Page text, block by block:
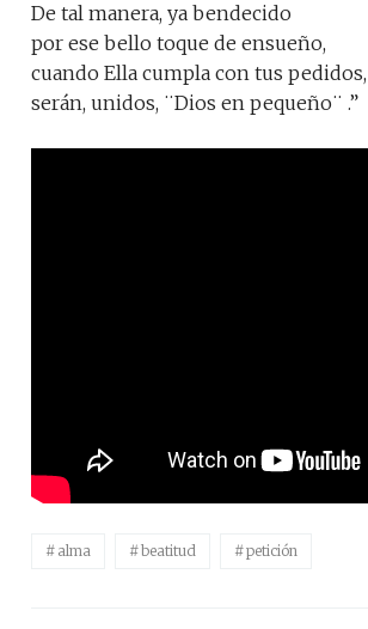
De tal manera, ya bendecido
por ese bello toque de ensueño,
cuando Ella cumpla con tus pedidos,
serán, unidos, ¨Dios en pequeño¨ .”
alma beatitud petición